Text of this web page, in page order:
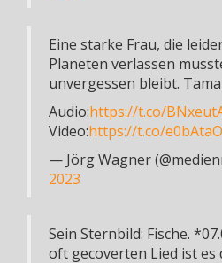
Eine starke Frau, die
Planeten verlassen
unvergessen bleibt.
Audio:https://t.co/
Video:https://t.co/
— Jörg Wagner
2023
Sein Sternbild: Fische.
oft gecoverten Lied ist es